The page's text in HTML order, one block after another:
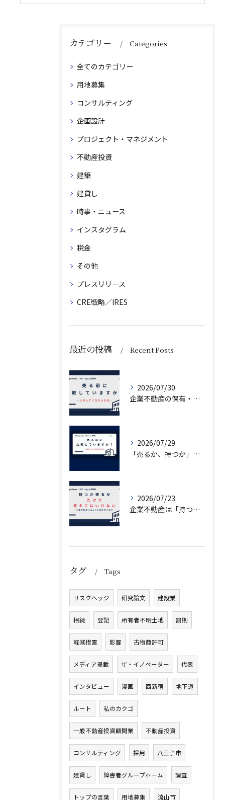
カテゴリー Categories
全てのカテゴリー
用地募集
コンサルティング
企画設計
プロジェクト・マネジメント
不動産投資
建築
建貸し
時事・ニュース
インスタグラム
税金
その他
プレスリリース
CRE戦略／IRES
最近の投稿 Recent Posts
2026/07/30
企業不動産の保有・活用・売却・組み換えをどう比較するか｜CRE戦略の8つの評価軸
2026/07/29
「売るか、持つか」で悩んでいませんか？
2026/07/23
企業不動産は「持つか売るか」だけではない｜CRE戦略で考える4つの意思決定
タグ Tags
リスクヘッジ 研究論文 建設業
相続 登記 所有者不明土地 罰則
軽減措置 影響 古物商許可
メディア掲載 ザ・イノベーター 代表
インタビュー 漫画 西新宿 地下道
ルート 私のカクゴ
一般不動産投資顧問業 不動産投資
コンサルティング 採用 八王子市
建貸し 障害者グループホーム 調査
トップの言葉 用地募集 流山市